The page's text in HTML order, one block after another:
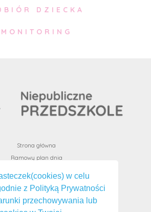
w celu
z Polityką Prywatności
przechowywania lub
DZIECKA
MONITORING
Strona główna
Ramowy plan dnia
Dokumenty do pobrania
ochrony małoletnich
Formularz zgłoszeniowy